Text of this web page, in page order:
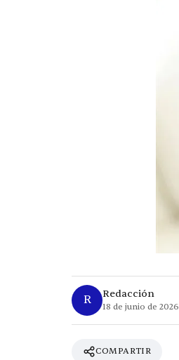
R Redacción
18 de junio de 2026
COMPARTIR